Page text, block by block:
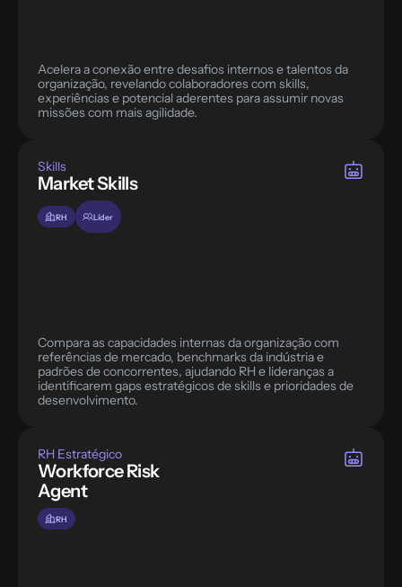
Acelera a conexão entre desafios internos e talentos da
organização, revelando colaboradores com skills,
experiências e potencial aderentes para assumir novas
missões com mais agilidade.
Skills
Market Skills
RH Líder
Compara as capacidades internas da organização com
referências de mercado, benchmarks da indústria e
padrões de concorrentes, ajudando RH e lideranças a
identificarem gaps estratégicos de skills e prioridades de
desenvolvimento.
RH Estratégico
Workforce Risk
Agent
RH